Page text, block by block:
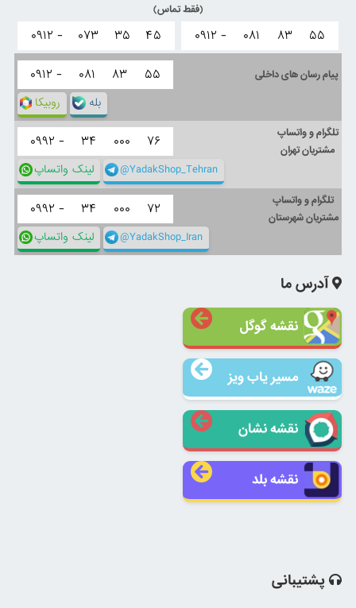
(فقط تماس)
۰۹۱۲ - ۰۸۱ ۸۳ ۵۵ ۰۹۱۲ - ۰۷۳ ۳۵ ۴۵
پیام رسان های داخلی ۰۹۱۲ - ۰۸۱ ۸۳ ۵۵
روبیکا بله
تلگرام و واتساپ
مشتریان تهران
۰۹۹۲ - ۳۴ ۰۰۰ ۷۶
لینک واتساپ @YadakShop_Tehran
تلگرام و واتساپ
مشتریان شهرستان
۰۹۹۲ - ۳۴ ۰۰۰ ۷۲
لینک واتساپ @YadakShop_Iran
آدرس ما
نقشه گوگل
مسیر یاب ویز
نقشه نشان
نقشه بلد
پشتیبانی